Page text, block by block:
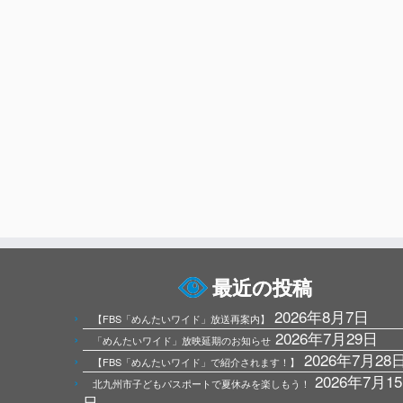
最近の投稿
【FBS「めんたいワイド」放送再案内】 2026年8月7日
「めんたいワイド」放映延期のお知らせ 2026年7月29日
【FBS「めんたいワイド」で紹介されます！】 2026年7月28
北九州市子どもパスポートで夏休みを楽しもう！
2026年7月15